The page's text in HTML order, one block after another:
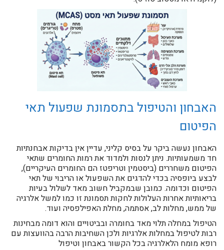
האבחון והטיפול בתסמונת שפעול תאי
הפיטום
האבחון נעשה ביקר על בסיס קליני, עדיין אין בדיקות אבחנתיות
חד משמעותיות. ניתן לנסות ולמדוד את רמות החומרים שתאי
הפיטום משחררים (ביסטמין וטריפטז הם החומרים העיקריים),
לבצע ביופסיה בכדי להדגים את השפעול או הריבוי של תאי
הפיטום וכדומה. כמובן שבמקביל חשוב מאד לשלול בעיות
בריאותיות אחרות העלולות לחקות תסמונת זו כמו למשל אלרגיה
של ממש, מחלות לב, אסתמה, מחלת האפילפסיה ועוד.
הטיפול במחלה תלוי מאד בחומרה ובביטויים והוא דומה מבחינות
רבות לטיפול במחלות אלרגיות ולכן השחיבות הרבה בהוועצות עם
רופא מומח הלאלרגיה בכל הקשור באבחון וטיפול